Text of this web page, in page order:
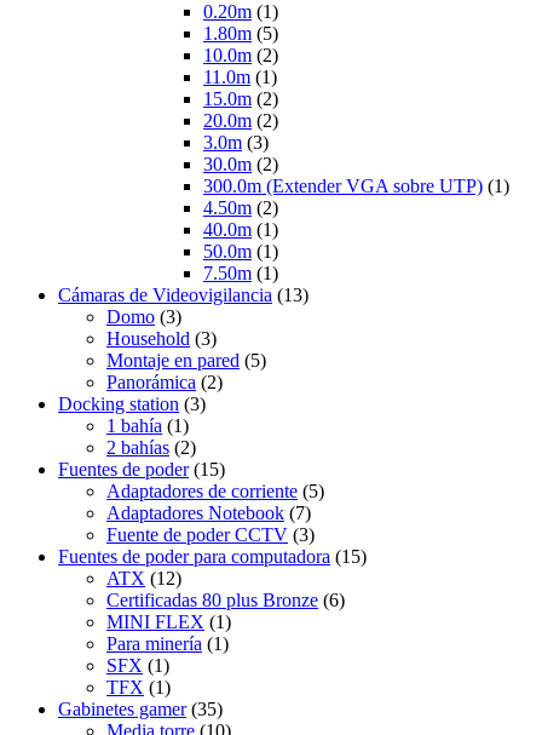
0.20m (1)
1.80m (5)
10.0m (2)
11.0m (1)
15.0m (2)
20.0m (2)
3.0m (3)
30.0m (2)
300.0m (Extender VGA sobre UTP) (1)
4.50m (2)
40.0m (1)
50.0m (1)
7.50m (1)
Cámaras de Videovigilancia (13)
Domo (3)
Household (3)
Montaje en pared (5)
Panorámica (2)
Docking station (3)
1 bahía (1)
2 bahías (2)
Fuentes de poder (15)
Adaptadores de corriente (5)
Adaptadores Notebook (7)
Fuente de poder CCTV (3)
Fuentes de poder para computadora (15)
ATX (12)
Certificadas 80 plus Bronze (6)
MINI FLEX (1)
Para minería (1)
SFX (1)
TFX (1)
Gabinetes gamer (35)